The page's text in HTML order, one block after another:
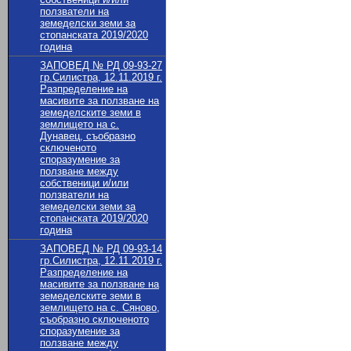
ползватели на
земеделски земи за
стопанската 2019/2020
година
ЗАПОВЕД № РД 09-93-27
гр.Силистра, 12.11.2019 г.
Разпределение на
масивите за ползване на
земеделските земи в
землището на с.
Дунавец, съобразно
сключеното
споразумение за
ползване между
собственици и/или
ползватели на
земеделски земи за
стопанската 2019/2020
година
ЗАПОВЕД № РД 09-93-14
гр.Силистра, 12.11.2019 г.
Разпределение на
масивите за ползване на
земеделските земи в
землището на с. Сяново,
съобразно сключеното
споразумение за
ползване между